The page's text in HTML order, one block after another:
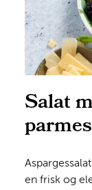
Salat
en frisk og